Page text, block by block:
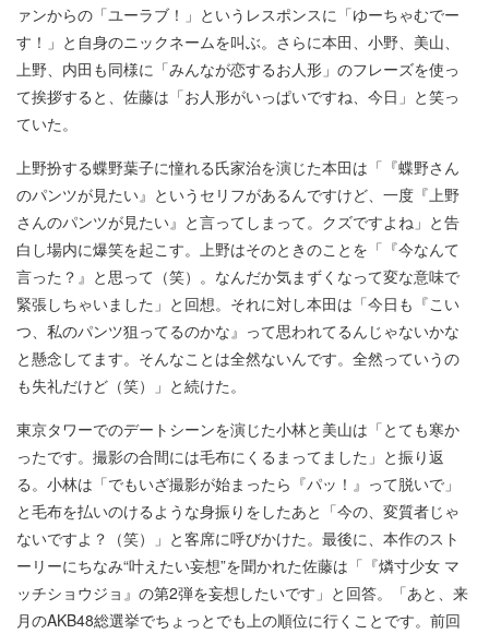
ァンからの「ユーラブ！」というレスポンスに「ゆーちゃむでー
す！」と自身のニックネームを叫ぶ。さらに本田、小野、美山、
上野、内田も同様に「みんなが恋するお人形」のフレーズを使っ
て挨拶すると、佐藤は「お人形がいっぱいですね、今日」と笑っ
ていた。
上野扮する蝶野葉子に憧れる氏家治を演じた本田は「『蝶野さん
のパンツが見たい』というセリフがあるんですけど、一度『上野
さんのパンツが見たい』と言ってしまって。クズですよね」と告
白し場内に爆笑を起こす。上野はそのときのことを「『今なんて
言った？』と思って（笑）。なんだか気まずくなって変な意味で
緊張しちゃいました」と回想。それに対し本田は「今日も『こい
つ、私のパンツ狙ってるのかな』って思われてるんじゃないかな
と懸念してます。そんなことは全然ないんです。全然っていうの
も失礼だけど（笑）」と続けた。
東京タワーでのデートシーンを演じた小林と美山は「とても寒か
ったです。撮影の合間には毛布にくるまってました」と振り返
る。小林は「でもいざ撮影が始まったら『パッ！』って脱いで」
と毛布を払いのけるような身振りをしたあと「今の、変質者じゃ
ないですよ？（笑）」と客席に呼びかけた。最後に、本作のスト
ーリーにちなみ“叶えたい妄想”を聞かれた佐藤は「『燐寸少女 マ
ッチショウジョ』の第2弾を妄想したいです」と回答。「あと、来
月のAKB48総選挙でちょっとでも上の順位に行くことです。前回